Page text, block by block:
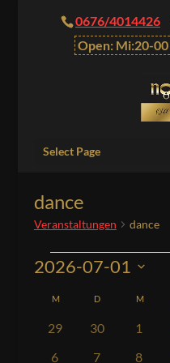
0676/4014426
Open: Mi:20-
Select Page
dance
Veranstaltungen dance
Veranstaltungen
2026-07-01
Kalender
von
M MONTAGD DIENSTAGM
0
29
0
30
01
0
6
0
7
0
8